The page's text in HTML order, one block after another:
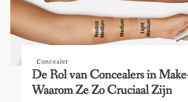
Concealer
De Rol van Concealers in
Waarom Ze Zo Cruciaal Zijn